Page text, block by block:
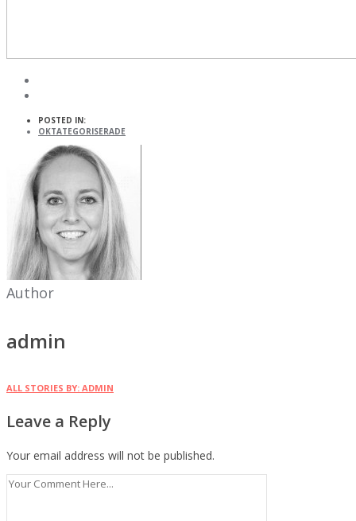
POSTED IN:
OKTATEGORISERADE
Author
admin
ALL STORIES BY: ADMIN
Leave a Reply
Your email address will not be published.